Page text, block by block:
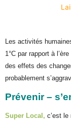
Les activités
1°C par rapport à
des effets des
probablement
Prévenir –
Super Local, c’est